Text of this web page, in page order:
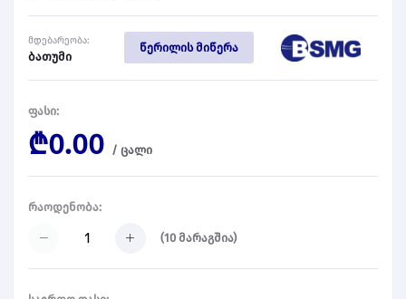
მდებარეობა:
ბათუმი
წერილის მიწერა
ფასი:
₾0.00 / ცალი
რაოდენობა:
(10 მარაგშია)